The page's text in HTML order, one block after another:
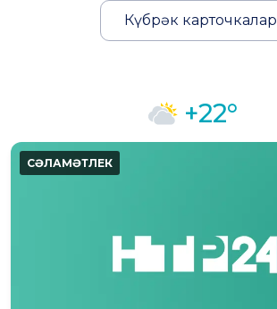
Күбрәк карточкалар
+22°